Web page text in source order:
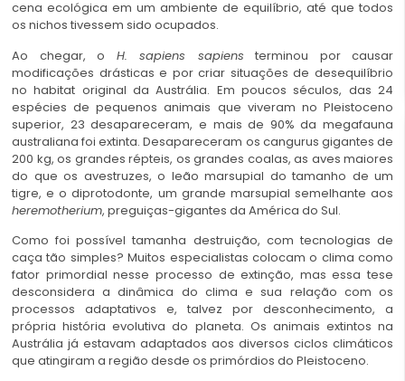
cena ecológica em um ambiente de equilíbrio, até que todos
os nichos tivessem sido ocupados.
Ao chegar, o H. sapiens sapiens terminou por causar
modificações drásticas e por criar situações de desequilíbrio
no habitat original da Austrália. Em poucos séculos, das 24
espécies de pequenos animais que viveram no Pleistoceno
superior, 23 desapareceram, e mais de 90% da megafauna
australiana foi extinta. Desapareceram os cangurus gigantes de
200 kg, os grandes répteis, os grandes coalas, as aves maiores
do que os avestruzes, o leão marsupial do tamanho de um
tigre, e o diprotodonte, um grande marsupial semelhante aos
heremotherium, preguiças-gigantes da América do Sul.
Como foi possível tamanha destruição, com tecnologias de
caça tão simples? Muitos especialistas colocam o clima como
fator primordial nesse processo de extinção, mas essa tese
desconsidera a dinâmica do clima e sua relação com os
processos adaptativos e, talvez por desconhecimento, a
própria história evolutiva do planeta. Os animais extintos na
Austrália já estavam adaptados aos diversos ciclos climáticos
que atingiram a região desde os primórdios do Pleistoceno.